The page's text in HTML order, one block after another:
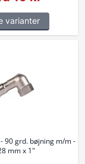
varianter
90 grd. bøjning m/m -
mm x 1"